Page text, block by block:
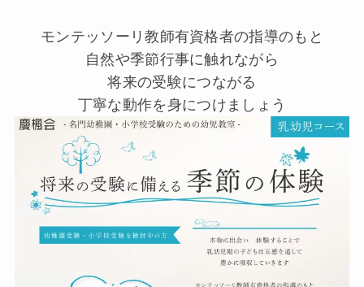
モンテッソーリ教師有資格者の指導のもと
自然や季節行事に触れながら
将来の受験につながる
丁寧な動作を身につけましょう